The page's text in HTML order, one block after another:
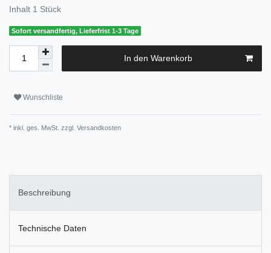
Inhalt 1 Stück
Sofort versandfertig, Lieferfrist 1-3 Tage
In den Warenkorb
Wunschliste
* inkl. ges. MwSt. zzgl. Versandkosten
Beschreibung
Technische Daten